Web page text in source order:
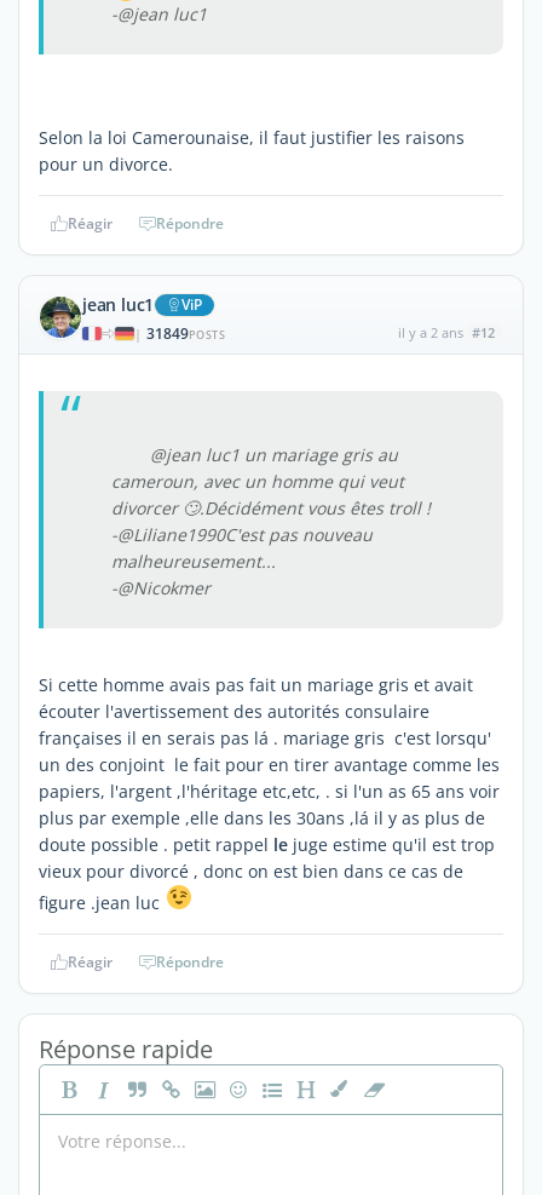
-@jean luc1
Selon la loi Camerounaise, il faut justifier les raisons
pour un divorce.
Réagir Répondre
jean luc1 ViP
| 31849POSTS il y a 2 ans #12
@jean luc1 un mariage gris au
cameroun, avec un homme qui veut
divorcer 🙄.Décidément vous êtes troll !
-@Liliane1990C'est pas nouveau
malheureusement...
-@Nicokmer
Si cette homme avais pas fait un mariage gris et avait
écouter l'avertissement des autorités consulaire
françaises il en serais pas lá . mariage gris c'est lorsqu'
un des conjoint le fait pour en tirer avantage comme les
papiers, l'argent ,l'héritage etc,etc, . si l'un as 65 ans voir
plus par exemple ,elle dans les 30ans ,lá il y as plus de
doute possible . petit rappel le juge estime qu'il est trop
vieux pour divorcé , donc on est bien dans ce cas de
figure .jean luc
Réagir Répondre
Réponse rapide